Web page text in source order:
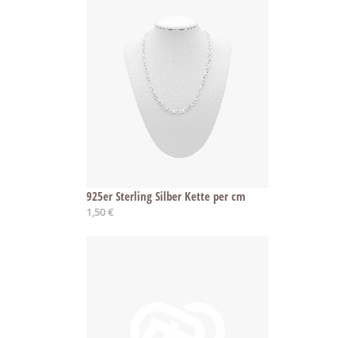
925er Sterling Silber Kette per cm
1,50 €